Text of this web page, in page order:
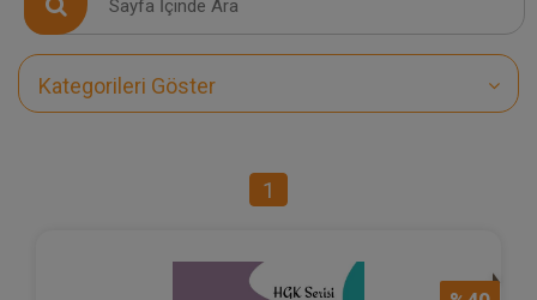
Kategorileri Göster
1